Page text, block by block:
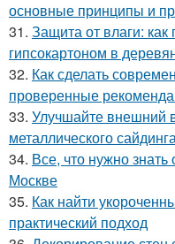
основные принципы и
31. Защита от влаги:
гипсокартоном в
32. Как сделать
проверенные
33. Улучшайте внешний
металлического
34. Все, что нужно
Москве
35. Как найти
практический подход